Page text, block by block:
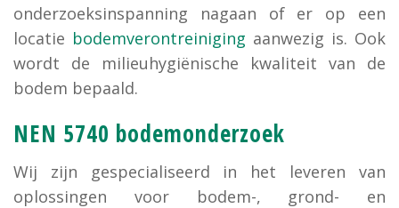
onderzoeksinspanning nagaan of er op een
locatie bodemverontreiniging aanwezig is. Ook
wordt de milieuhygiënische kwaliteit van de
bodem bepaald.
NEN 5740 bodemonderzoek
Wij zijn gespecialiseerd in het leveren van
oplossingen voor bodem-, grond- en